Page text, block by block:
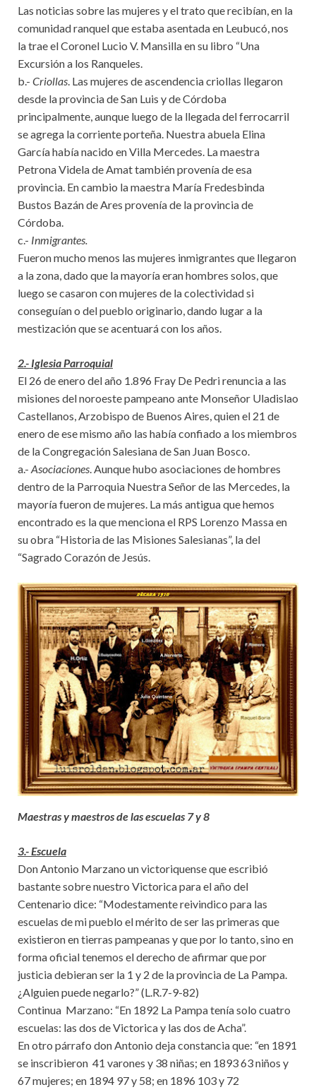
Las noticias sobre las mujeres y el trato que recibían, en la
comunidad ranquel que estaba asentada en Leubucó, nos
la trae el Coronel Lucio V. Mansilla en su libro “Una
Excursión a los Ranqueles.
b.- Criollas. Las mujeres de ascendencia criollas llegaron
desde la provincia de San Luis y de Córdoba
principalmente, aunque luego de la llegada del ferrocarril
se agrega la corriente porteña. Nuestra abuela Elina
García había nacido en Villa Mercedes. La maestra
Petrona Videla de Amat también provenía de esa
provincia. En cambio la maestra María Fredesbinda
Bustos Bazán de Ares provenía de la provincia de
Córdoba.
c.- Inmigrantes.
Fueron mucho menos las mujeres inmigrantes que llegaron
a la zona, dado que la mayoría eran hombres solos, que
luego se casaron con mujeres de la colectividad si
conseguían o del pueblo originario, dando lugar a la
mestización que se acentuará con los años.
2.- Iglesia Parroquial
El 26 de enero del año 1.896 Fray De Pedri renuncia a las
misiones del noroeste pampeano ante Monseñor Uladislao
Castellanos, Arzobispo de Buenos Aires, quien el 21 de
enero de ese mismo año las había confiado a los miembros
de la Congregación Salesiana de San Juan Bosco.
a.- Asociaciones. Aunque hubo asociaciones de hombres
dentro de la Parroquia Nuestra Señor de las Mercedes, la
mayoría fueron de mujeres. La más antigua que hemos
encontrado es la que menciona el RPS Lorenzo Massa en
su obra “Historia de las Misiones Salesianas”, la del
“Sagrado Corazón de Jesús.
Maestras y maestros de las escuelas 7 y 8
3.- Escuela
Don Antonio Marzano un victoriquense que escribió
bastante sobre nuestro Victorica para el año del
Centenario dice: “Modestamente reivindico para las
escuelas de mi pueblo el mérito de ser las primeras que
existieron en tierras pampeanas y que por lo tanto, sino en
forma oficial tenemos el derecho de afirmar que por
justicia debieran ser la 1 y 2 de la provincia de La Pampa.
¿Alguien puede negarlo?” (L.R.7-9-82)
Continua Marzano: “En 1892 La Pampa tenía solo cuatro
escuelas: las dos de Victorica y las dos de Acha”.
En otro párrafo don Antonio deja constancia que: “en 1891
se inscribieron 41 varones y 38 niñas; en 1893 63 niños y
67 mujeres; en 1894 97 y 58; en 1896 103 y 72